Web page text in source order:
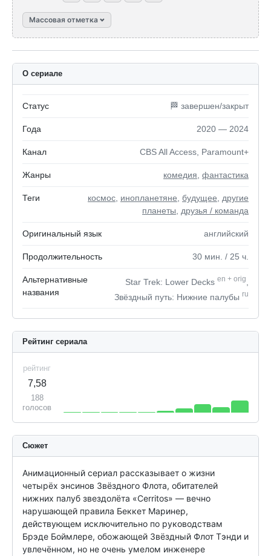
Массовая отметка
О сериале
Статус 🏁 завершен/закрыт
Года 2020 — 2024
Канал CBS All Access, Paramount+
Жанры комедия фантастика
Теги космос инопланетяне будущее
другие
планеты
друзья / команда
Оригинальный язык английский
Продолжительность 30 мин. / 25 ч.
Альтернативные
названия
Star Trek: Lower Decks en + orig
Звёздный путь: Нижние палубы ru
Рейтинг сериала
рейтинг
7,58
188
голосов
Сюжет
Анимационный сериал рассказывает о жизни
четырёх энсинов Звёздного Флота, обитателей
нижних палуб звездолёта «Cerritos» — вечно
нарушающей правила Беккет Маринер,
действующем исключительно по руководствам
Брэде Боймлере, обожающей Звёздный Флот Тэнди и
увлечённом, но не очень умелом инженере